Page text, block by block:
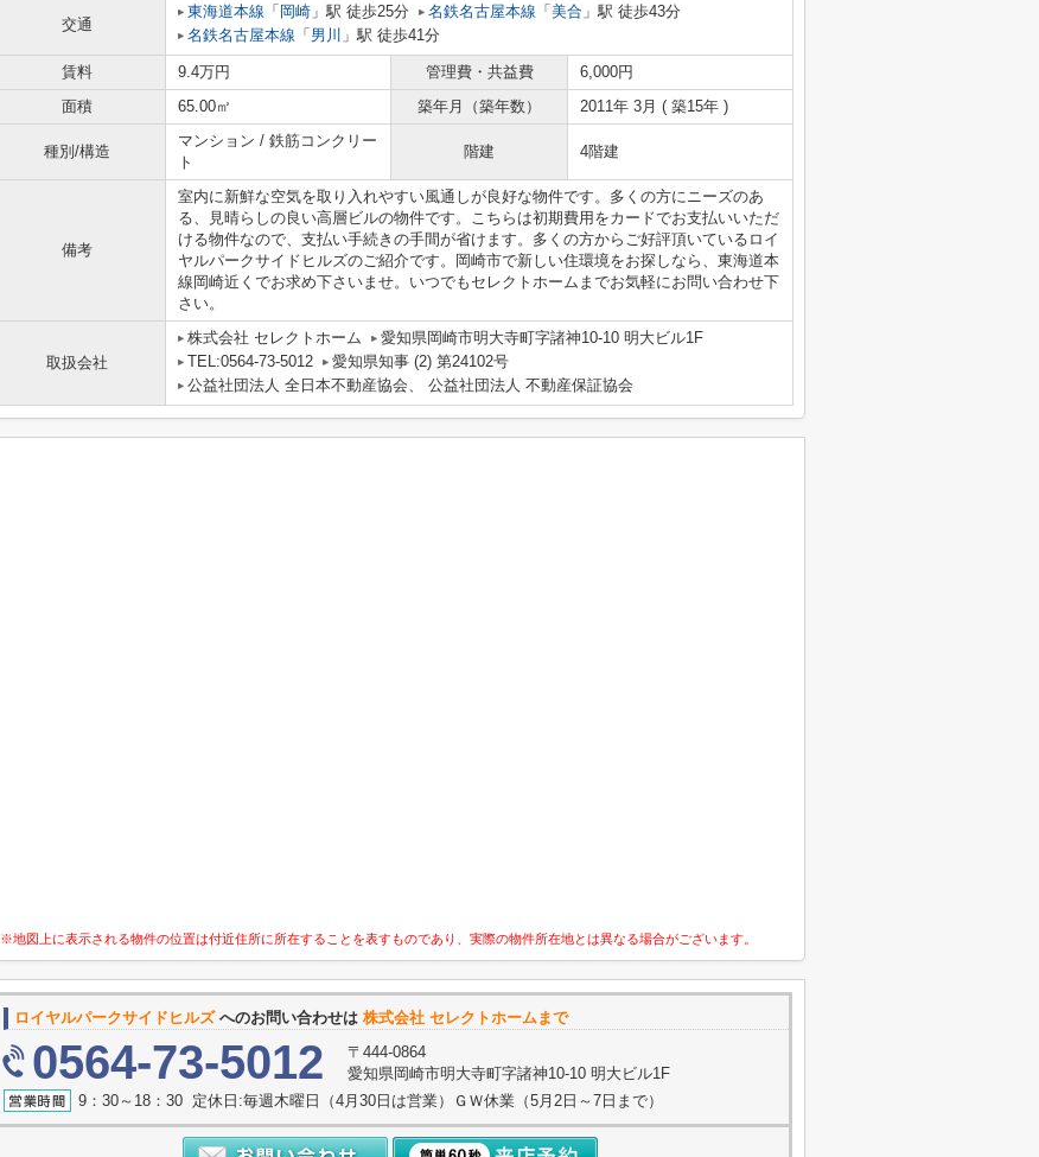
交通
東海道本線 「 岡崎 」駅 徒歩25分 名鉄名古屋本線 「 美合 」駅 徒歩43分
名鉄名古屋本線 「 男川 」駅 徒歩41分
賃料 9.4万円 管理費・共益費
6,000円
面積
65.00㎡ 築年月（築年数） 2011年 3月 ( 築15年 )
種別/構造
マンション / 鉄筋コンクリー
ト
階建 4階建
備考
室内に新鮮な空気を取り入れやすい風通しが良好な物件です。多くの方にニーズのあ
る、見晴らしの良い高層ビルの物件です。こちらは初期費用をカードでお支払いいただ
ける物件なので、支払い手続きの手間が省けます。多くの方からご好評頂いているロイ
ヤルパークサイドヒルズのご紹介です。岡崎市で新しい住環境をお探しなら、東海道本
線岡崎近くでお求め下さいませ。いつでもセレクトホームまでお気軽にお問い合わせ下
さい。
取扱会社
株式会社 セレクトホーム
愛知県岡崎市明大寺町字諸神10-10 明大ビル1F
TEL:0564-73-5012
愛知県知事 (2) 第24102号
公益社団法人 全日本不動産協会、 公益社団法人 不動産保証協会
※地図上に表示される物件の位置は付近住所に所在することを表すものであり、実際の物件所在地とは異なる場合がございます。
ロイヤルパークサイドヒルズへのお問い合わせは 株式会社 セレクトホームまで
0564-73-5012
〒444-0864
愛知県岡崎市明大寺町字諸神10-10 明大ビル1F
9：30～18：30 定休日:毎週木曜日（4月30日は営業）ＧＷ休業（5月2日～7日まで）